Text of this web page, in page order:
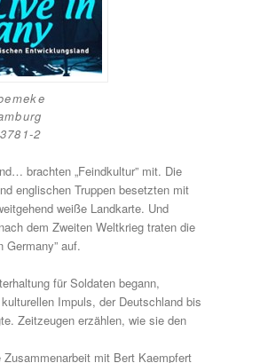
2
brachten „Feindkultur” mit. Die
englischen Truppen besetzten mit
weiße Landkarte. Und
dem Zweiten Weltkrieg traten die
Germany” auf.
für Soldaten begann,
Impuls, der Deutschland bis
Zeitzeugen erzählen, wie sie den
mit Bert Kaempfert